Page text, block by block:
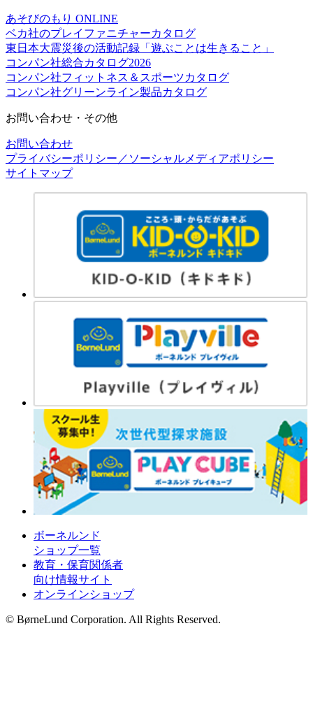
あそびのもり ONLINE
ベカ社のプレイファニチャーカタログ
東日本大震災後の活動記録「遊ぶことは生きること」
コンパン社総合カタログ2026
コンパン社フィットネス＆スポーツカタログ
コンパン社グリーンライン製品カタログ
お問い合わせ・その他
お問い合わせ
プライバシーポリシー／ソーシャルメディアポリシー
サイトマップ
ボーネルンド
ショップ一覧
教育・保育関係者
向け情報サイト
オンラインショップ
© BørneLund Corporation. All Rights Reserved.